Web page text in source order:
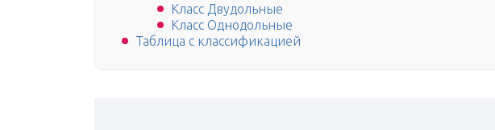
Класс Двудольные
Класс Однодольные
Таблица с классификацией